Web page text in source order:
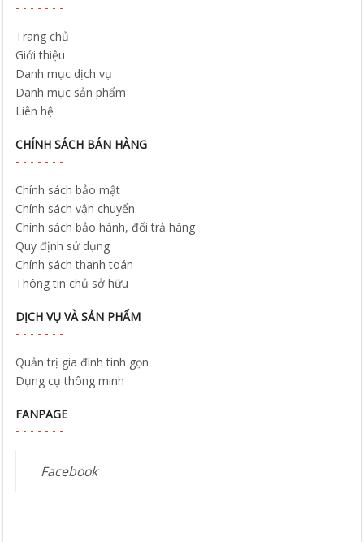
Trang chủ
Giới thiệu
Danh mục dịch vụ
Danh mục sản phẩm
Liên hệ
CHÍNH SÁCH BÁN HÀNG
Chính sách bảo mật
Chính sách vận chuyển
Chính sách bảo hành, đổi trả hàng
Quy định sử dụng
Chính sách thanh toán
Thông tin chủ sở hữu
DỊCH VỤ VÀ SẢN PHẨM
Quản trị gia đình tinh gọn
Dụng cụ thông minh
FANPAGE
Facebook